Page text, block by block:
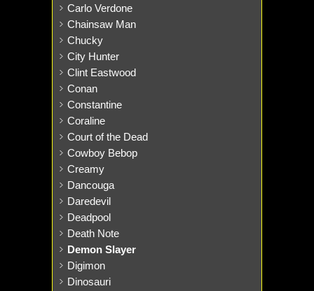
Carlo Verdone
Chainsaw Man
Chucky
City Hunter
Clint Eastwood
Conan
Constantine
Coraline
Court of the Dead
Cowboy Bebop
Creamy
Dancouga
Daredevil
Deadpool
Death Note
Demon Slayer
Digimon
Dinosauri